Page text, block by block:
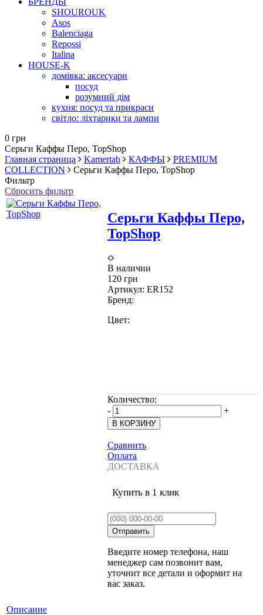
SHOUROUK
Asos
Balenciaga
Repossi
Italina
HOUSE-K
домівка: аксесуари
посуд
розумний дім
кухня: посуд та прикраси
світло: ліхтарики та лампи
0 грн
Серьги Каффы Перо, TopShop
Главная страница
Kamertab КАФФЫ
PREMIUM
COLLECTION
Серьги Каффы Перо, TopShop
Фильтр
Сбросить фильтр
Серьги Каффы Перо,
TopShop
В наличии
120 грн
Артикул: ER152
Бренд:
Цвет:
Количество:
-
+
Сравнить
Оплата
ДОСТАВКА
Купить в 1 клик
Введите номер телефона, наш
менеджер сам позвонит вам,
уточнит все детали и оформит на
вас заказ.
Описание